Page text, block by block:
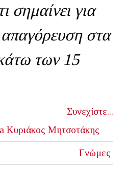
σημαίνει για
στα
των 15
Συνεχίστε...
Κυριάκος Μητσοτάκης
Γνώμες